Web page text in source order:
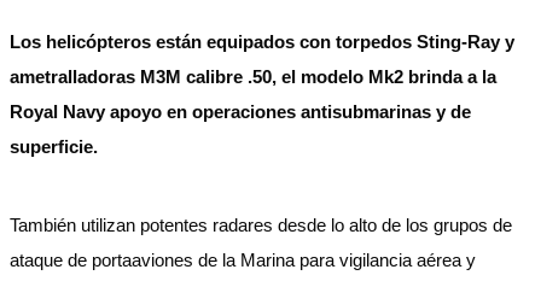
Los helicópteros están equipados con torpedos Sting-Ray y
ametralladoras M3M calibre .50, el modelo Mk2 brinda a la
Royal Navy apoyo en operaciones antisubmarinas y de
superficie.
También utilizan potentes radares desde lo alto de los grupos de
ataque de portaaviones de la Marina para vigilancia aérea y